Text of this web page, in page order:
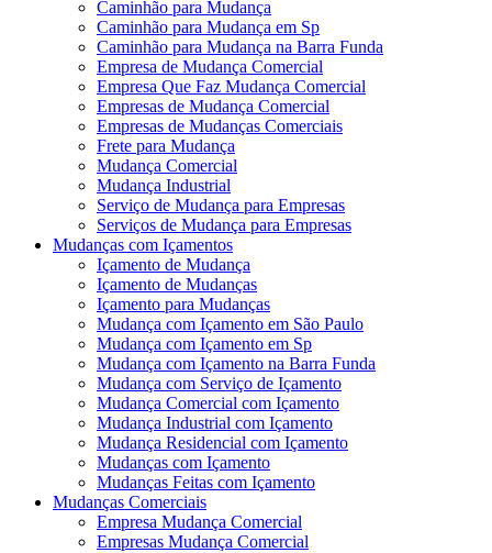
Caminhão para Mudança
Caminhão para Mudança em Sp
Caminhão para Mudança na Barra Funda
Empresa de Mudança Comercial
Empresa Que Faz Mudança Comercial
Empresas de Mudança Comercial
Empresas de Mudanças Comerciais
Frete para Mudança
Mudança Comercial
Mudança Industrial
Serviço de Mudança para Empresas
Serviços de Mudança para Empresas
Mudanças com Içamentos
Içamento de Mudança
Içamento de Mudanças
Içamento para Mudanças
Mudança com Içamento em São Paulo
Mudança com Içamento em Sp
Mudança com Içamento na Barra Funda
Mudança com Serviço de Içamento
Mudança Comercial com Içamento
Mudança Industrial com Içamento
Mudança Residencial com Içamento
Mudanças com Içamento
Mudanças Feitas com Içamento
Mudanças Comerciais
Empresa Mudança Comercial
Empresas Mudança Comercial